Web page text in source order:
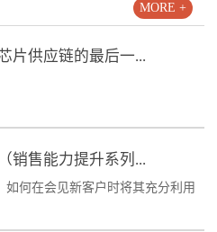
片供应链的最后一...
销售能力提升系列...
如何在会见新客户时将其充分利用
MORE +